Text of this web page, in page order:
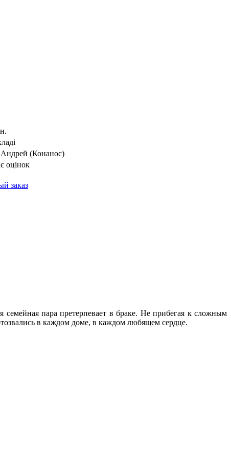
(Конанос)
оцінок
заказ
пара претерпевает в браке. Не прибегая к сложным
в каждом доме, в каждом любящем сердце.